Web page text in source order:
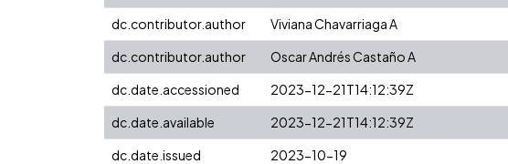
dc.contributor.author
Viviana Chavarriaga A
dc.contributor.author
Oscar Andrés Castaño A
dc.date.accessioned
2023-12-21T14:12:39Z
dc.date.available
2023-12-21T14:12:39Z
dc.date.issued
2023-10-19